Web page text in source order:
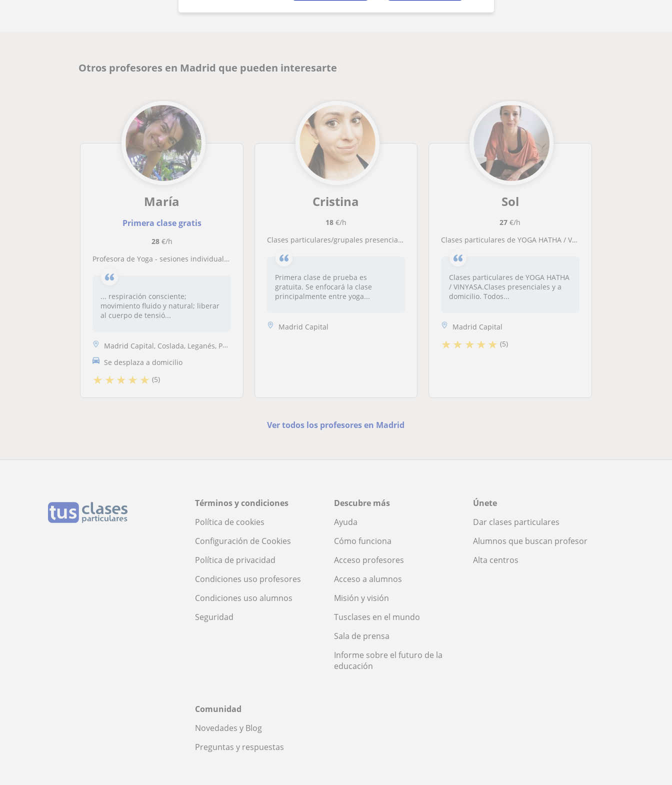
Otros profesores en Madrid que pueden interesarte
María
Primera clase gratis
28€/h
Profesora de Yoga - sesiones individuales y grupales / Presenciales y online / particulares y empresas
... respiración consciente;
movimiento fluido y natural; liberar
al cuerpo de tensió...
Madrid Capital, Coslada, Leganés, Pozuelo de Alarcón
Se desplaza a domicilio
★ ★★★ ★ (5)
Cristina
18€/h
Clases particulares/grupales presenciales de Ashtanga vinyasa y Hatha yoga en pleno centro de Madrid
Primera clase de prueba es
gratuita. Se enfocará la clase
principalmente entre yoga...
Madrid Capital
Sol
27 €/h
Clases particulares de YOGA HATHA / VINYASA
Clases particulares de YOGA HATHA
/ VINYASA.Clases presenciales y a
domicilio. Todos...
Madrid Capital
★★ ★★★ (5)
Ver todos los profesores en Madrid
Términos y condiciones
Política de cookies
Configuración de Cookies
Política de privacidad
Condiciones uso profesores
Condiciones uso alumnos
Seguridad
Descubre más
Ayuda
Cómo funciona
Acceso profesores
Acceso a alumnos
Misión y visión
Tusclases en el mundo
Sala de prensa
Informe sobre el futuro de la
educación
Únete
Dar clases particulares
Alumnos que buscan profesor
Alta centros
Comunidad
Novedades y Blog
Preguntas y respuestas